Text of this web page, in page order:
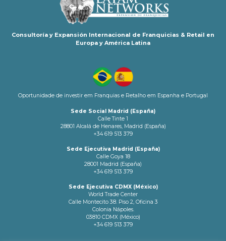
Consultoría y Expansión Internacional de Franquicias & Retail en
Europa y América Latina
Oportunidade de investir em Franquias e Retalho em Espanha e Portugal
Sede Social Madrid (España)
Calle Tinte 1
28801 Alcalá de Henares, Madrid (España)
+34 619 513 379
Sede Ejecutiva Madrid (España)
Calle Goya 18
28001 Madrid (España)
+34 619 513 379
Sede Ejecutiva CDMX (México)
World Trade Center
Calle Montecito 38. Piso 2, Oficina 3
Colonia Nápoles.
03810 CDMX (México)
+34 619 513 379